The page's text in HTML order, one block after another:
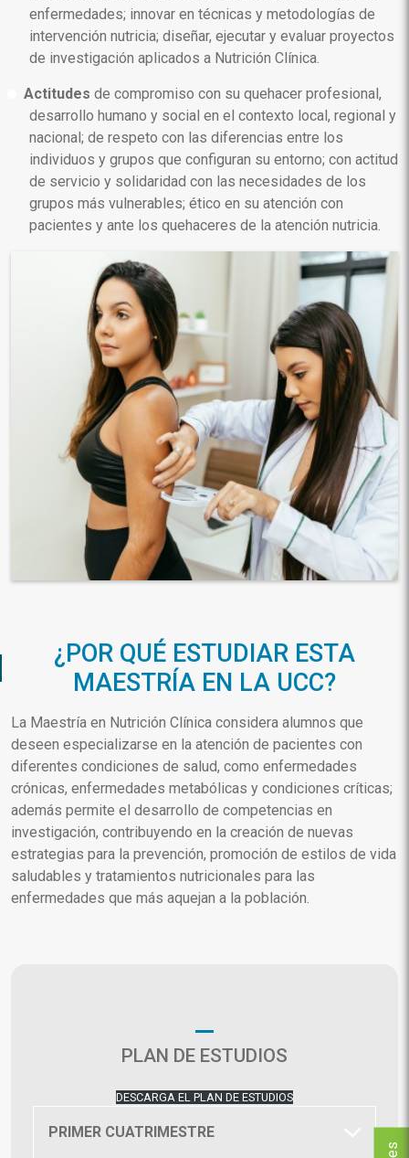
enfermedades; innovar en técnicas y metodologías de
intervención nutricia; diseñar, ejecutar y evaluar proyectos
de investigación aplicados a Nutrición Clínica.
Actitudes de compromiso con su quehacer profesional,
desarrollo humano y social en el contexto local, regional y
nacional; de respeto con las diferencias entre los
individuos y grupos que configuran su entorno; con actitud
de servicio y solidaridad con las necesidades de los
grupos más vulnerables; ético en su atención con
pacientes y ante los quehaceres de la atención nutricia.
¿POR QUÉ ESTUDIAR ESTA
MAESTRÍA EN LA UCC?
La Maestría en Nutrición Clínica considera alumnos que
deseen especializarse en la atención de pacientes con
diferentes condiciones de salud, como enfermedades
crónicas, enfermedades metabólicas y condiciones críticas;
además permite el desarrollo de competencias en
investigación, contribuyendo en la creación de nuevas
estrategias para la prevención, promoción de estilos de vida
saludables y tratamientos nutricionales para las
enfermedades que más aquejan a la población.
PLAN DE ESTUDIOS
DESCARGA EL PLAN DE ESTUDIOS
PRIMER CUATRIMESTRE